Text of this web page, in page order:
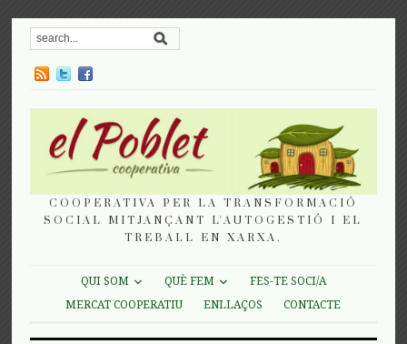
COOPERATIVA PER LA TRANSFORMACIÓ
SOCIAL MITJANÇANT L'AUTOGESTIÓ I EL
TREBALL EN XARXA.
QUI SOM QUÈ FEM
FES-TE SOCI/A
MERCAT COOPERATIU
ENLLAÇOS CONTACTE